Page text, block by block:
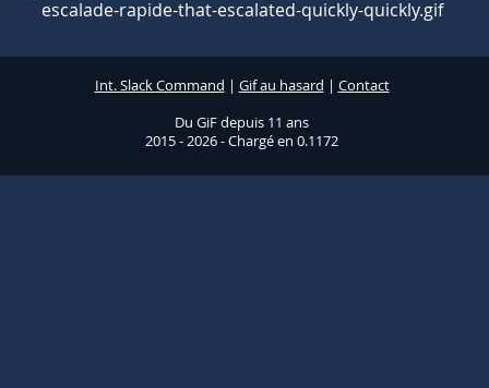
escalade-rapide-that-escalated-quickly-quickly.gif
Int. Slack Command | Gif au hasard | Contact
Du GiF depuis 11 ans
2015 - 2026 - Chargé en 0.1172